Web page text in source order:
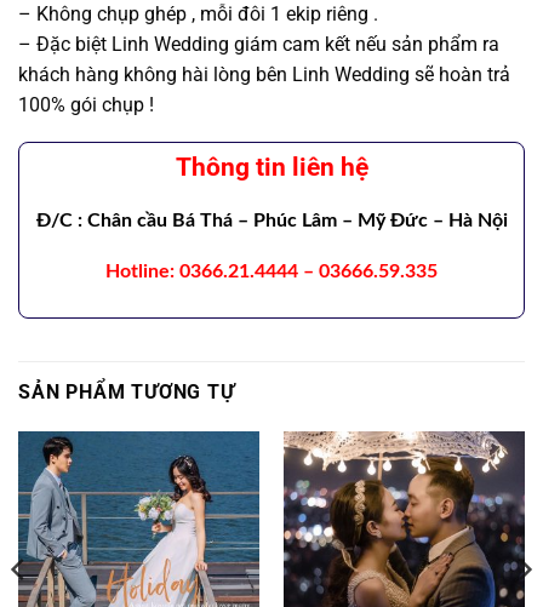
– Không chụp ghép , mỗi đôi 1 ekip riêng .
– Đặc biệt Linh Wedding giám cam kết nếu sản phẩm ra
khách hàng không hài lòng bên Linh Wedding sẽ hoàn trả
100% gói chụp !
Thông tin liên hệ
Đ/C: Chân cầu Bá Thá – Phúc Lâm – Mỹ Đức – Hà Nội
Hotline: 0366.21.4444 – 03666.59.335
SẢN PHẨM TƯƠNG TỰ